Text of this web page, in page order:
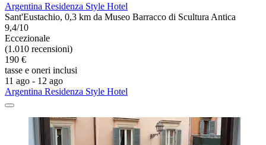
Argentina Residenza Style Hotel
Sant'Eustachio, 0,3 km da Museo Barracco di Scultura Antica
9,4/10
Eccezionale
(1.010 recensioni)
190 €
tasse e oneri inclusi
11 ago - 12 ago
Argentina Residenza Style Hotel